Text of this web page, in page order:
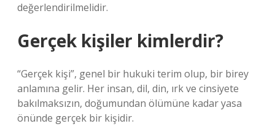
değerlendirilmelidir.
Gerçek kişiler kimlerdir?
“Gerçek kişi”, genel bir hukuki terim olup, bir birey
anlamına gelir. Her insan, dil, din, ırk ve cinsiyete
bakılmaksızın, doğumundan ölümüne kadar yasa
önünde gerçek bir kişidir.